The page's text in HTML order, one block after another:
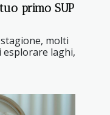
primo SUP
molti
laghi,